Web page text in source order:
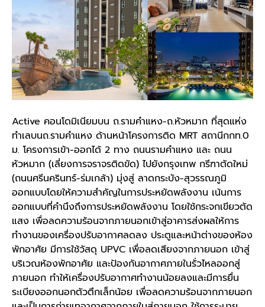
Active คอนโดมิเนียมบน ถ.รามคำแหง-ถ.หัวหมาก ที่สุดแห่ง
ทำเลบนถ.รามคำแหง ด้านหน้าโครงการติด MRT สถานีกกท.0
ม. โครงการเข้า-ออกได้ 2 ทาง ถนนรามคำแหง และ ถนน
หัวหมาก (เลี่ยงการจราจรติดขัด) ไปยังกรุงเทพ กรีฑาตัดใหม่
(ถนนศรีนครินทร์-ร่มเกล้า) มุ่งสู่ ลาดกระบัง-สุวรรณภูมิ
ออกแบบโดยให้ความสำคัญในการประหยัดพลังงาน เน้นการ
ออกแบบที่คำนึงถึงการประหยัดพลังงาน โดยใช้กระจกเขียวตัด
แสง เพื่อลดความร้อนจากภายนอกเข้าสู่อาคารส่งผลให้การ
ทำงานของเครื่องปรับอากาศลดลง ประตูและหน้าต่างของห้อง
พักอาศัย มีการใช้วัสดุ UPVC เพื่อลดเสียงจากภายนอก เข้าสู่
บริเวณห้องพักอาศัย และป้องกันอากาศภายในรั่วไหลออกสู่
ภายนอก ทำให้เครื่องปรับอากาศทำงานน้อยลงและมีการยื่น
ระเบียงออกนอกตัวตึกเล็กน้อย เพื่อลดความร้อนจากภายนอก